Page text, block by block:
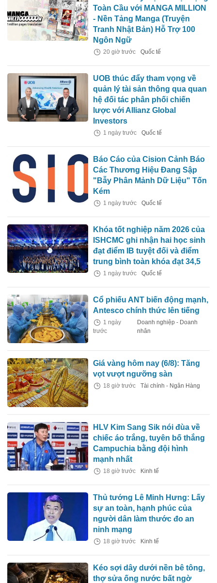
Toàn Cầu với MANGA MILLION
- Nền Tảng Manga (Truyện
Tranh Nhật Bản) Hỗ Trợ 100
Ngôn Ngữ
20 giờ trước Quốc tế
UOB thúc đẩy tham vọng về
quản lý tài sản thông qua quan
hệ đối tác phân phối chiến
lược với Allianz Global
Investors
1 ngày trước Quốc tế
Báo Cáo của Cision Cảnh Báo
Các Thương Hiệu Đang Sập
"Bẫy Phân Mảnh Dữ Liệu" Tốn
Kém
1 ngày trước Quốc tế
Khóa tốt nghiệp năm 2026 của
ISHCMC ghi nhận hai học sinh
đạt điểm IB tuyệt đối và điểm
trung bình toàn khóa đạt 34,5
1 ngày trước Quốc tế
Cổ phiếu ANT biến động mạnh,
Antesco chính thức lên tiếng
1 ngày
trước
Doanh nghiệp - Doanh
nhân
Giá vàng hôm nay (6/8): Tăng
vọt vượt ngưỡng sàn
18 giờ trước Tài chính - Ngân Hàng
HLV Kim Sang Sik nói đùa về
chiếc áo trắng, tuyên bố thắng
Campuchia bằng đội hình
mạnh nhất
18 giờ trước Kinh tế
Thủ tướng Lê Minh Hưng: Lấy
sự an toàn, hạnh phúc của
người dân làm thước đo an
ninh mạng
18 giờ trước Kinh tế
Kéo sợi dây dưới nền bê tông,
thợ sửa ống nước bất ngờ